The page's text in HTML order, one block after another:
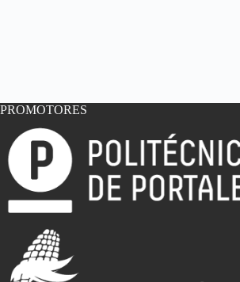
PROMOTORES